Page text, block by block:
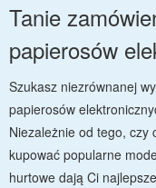
Tanie
papierosów
Szukasz niezrównanej
papierosów
Niezależnie od tego, czy
kupować popularne
hurtowe dają Ci